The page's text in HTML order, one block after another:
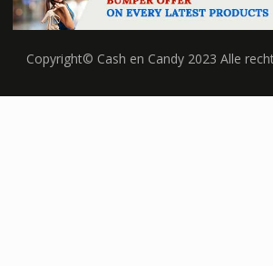
Copyright© Cash en Candy 2023 Alle